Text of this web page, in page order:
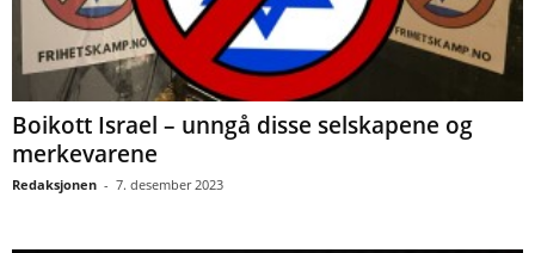
Boikott Israel – unngå disse selskapene og
merkevarene
Redaksjonen - 7. desember 2023